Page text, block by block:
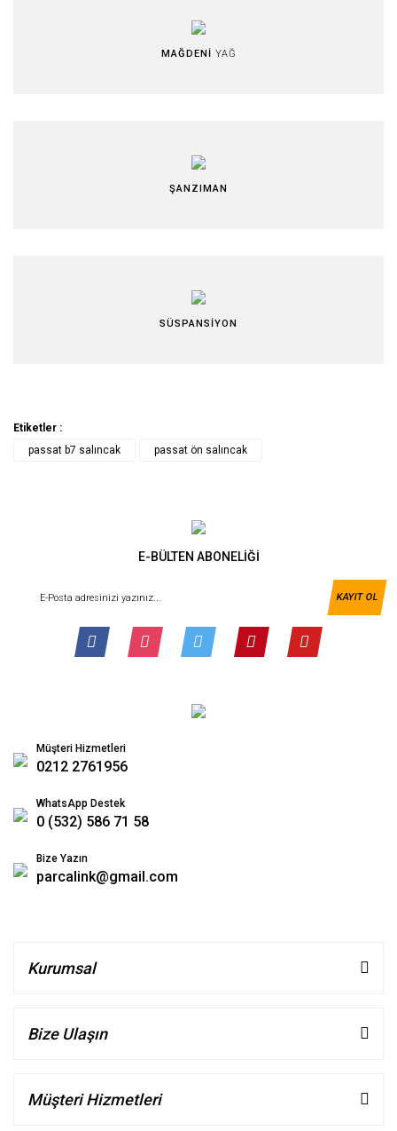
MAĞDENİ YAĞ
ŞANZIMAN
SÜSPANSİYON
Etiketler :
passat b7 salıncak
passat ön salıncak
E-BÜLTEN ABONELİĞİ
KAYIT OL
Müşteri Hizmetleri
0212 2761956
WhatsApp Destek
0 (532) 586 71 58
Bize Yazın
parcalink@gmail.com
Kurumsal
Bize Ulaşın
Müşteri Hizmetleri